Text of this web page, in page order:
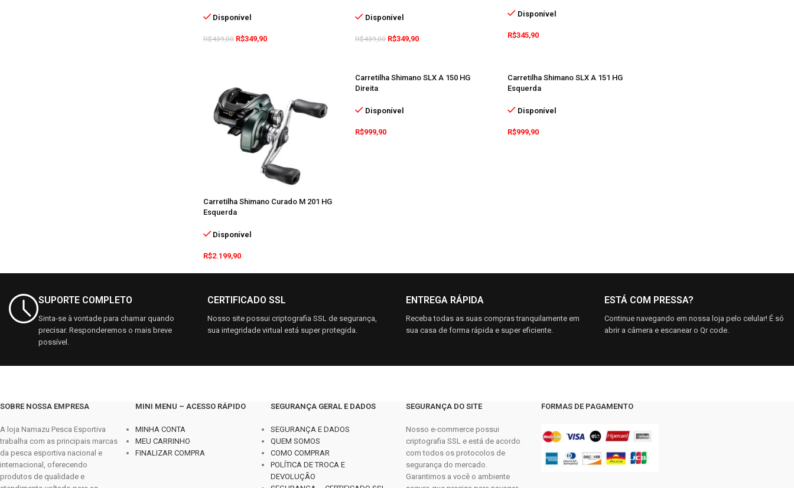
Disponível
R$439,00 R$349,90
Disponível
R$439,00 R$349,90
Disponível
R$345,90
Carretilha Shimano Curado M 201 HG
Esquerda
Disponível
R$2.199,90
Carretilha Shimano SLX A 150 HG
Direita
Disponível
R$999,90
Carretilha Shimano SLX A 151 HG
Esquerda
Disponível
R$999,90
SUPORTE COMPLETO
Sinta-se à vontade para chamar quando
precisar. Responderemos o mais breve
possível.
CERTIFICADO SSL
Nosso site possui criptografia SSL de segurança,
sua integridade virtual está super protegida.
ENTREGA RÁPIDA
Receba todas as suas compras tranquilamente em
sua casa de forma rápida e super eficiente.
ESTÁ COM PRESSA?
Continue navegando em nossa loja pelo celular! É só
abrir a câmera e escanear o Qr code.
SOBRE NOSSA EMPRESA
A loja Namazu Pesca Esportiva
trabalha com as principais marcas
da pesca esportiva nacional e
internacional, oferecendo
produtos de qualidade e
MINI MENU – ACESSO RÁPIDO
MINHA CONTA
MEU CARRINHO
FINALIZAR COMPRA
SEGURANÇA GERAL E DADOS
SEGURANÇA E DADOS
QUEM SOMOS
COMO COMPRAR
POLÍTICA DE TROCA E
DEVOLUÇÃO
SEGURANÇA DO SITE
Nosso e-commerce possui
criptografia SSL e está de acordo
com todos os protocolos de
segurança do mercado.
Garantimos a você o ambiente
FORMAS DE PAGAMENTO